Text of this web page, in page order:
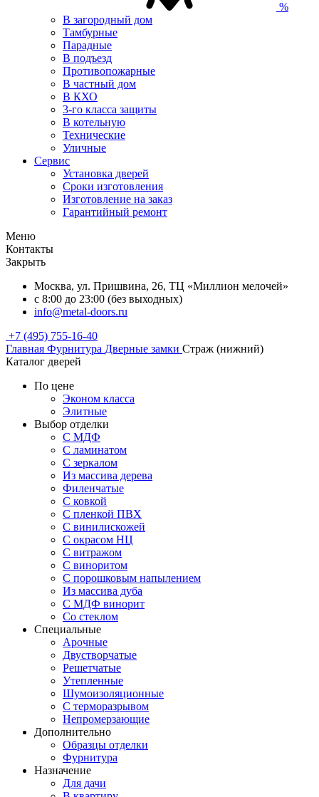
%
В загородный дом
Тамбурные
Парадные
В подъезд
Противопожарные
В частный дом
В КХО
3-го класса защиты
В котельную
Технические
Уличные
Сервис
Установка дверей
Сроки изготовления
Изготовление на заказ
Гарантийный ремонт
Меню
Контакты
Закрыть
Москва, ул. Пришвина, 26, ТЦ «Миллион мелочей»
с 8:00 до 23:00 (без выходных)
info@metal-doors.ru
+7 (495) 755-16-40
Главная Фурнитура Дверные замки Страж (нижний)
Каталог дверей
По цене
Эконом класса
Элитные
Выбор отделки
С МДФ
С ламинатом
С зеркалом
Из массива дерева
Филенчатые
С ковкой
С пленкой ПВХ
С винилискожей
С окрасом НЦ
С витражом
С виноритом
С порошковым напылением
Из массива дуба
С МДФ винорит
Со стеклом
Специальные
Арочные
Двустворчатые
Решетчатые
Утепленные
Шумоизоляционные
С терморазрывом
Непромерзающие
Дополнительно
Образцы отделки
Фурнитура
Назначение
Для дачи